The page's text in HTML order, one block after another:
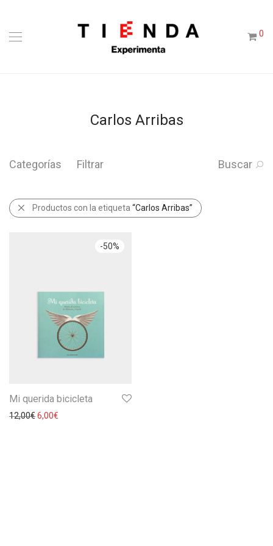
0
Carlos Arribas
Categorías Filtrar Buscar
Productos con la etiqueta “Carlos Arribas”
-50%
Mi querida bicicleta
12,00€6,00€